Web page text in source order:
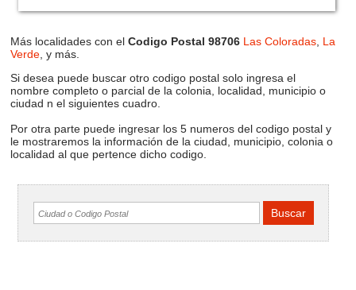
Más localidades con el Codigo Postal 98706 Las Coloradas La
Verde , y más.
Si desea puede buscar otro codigo postal solo ingresa el
nombre completo o parcial de la colonia, localidad, municipio o
ciudad n el siguientes cuadro.
Por otra parte puede ingresar los 5 numeros del codigo postal y
le mostraremos la información de la ciudad, municipio, colonia o
localidad al que pertence dicho codigo.